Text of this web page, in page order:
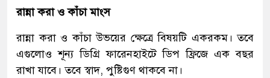
রান্না করা ও কাঁচা মাংস
রান্না করা ও কাঁচা উভয়ের ক্ষেত্রে বিষয়টি একরকম। তবে
এগুলোও শূন্য ডিগ্রি ফারেনহাইটে ডিপ ফ্রিজে এক বছর
রাখা যাবে। তবে স্বাদ, পুষ্টিগুণ থাকবে না।